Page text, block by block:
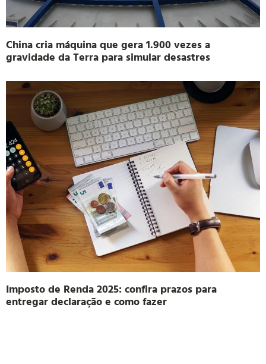
China cria máquina que gera 1.900 vezes a
gravidade da Terra para simular desastres
Imposto de Renda 2025: confira prazos para
entregar declaração e como fazer